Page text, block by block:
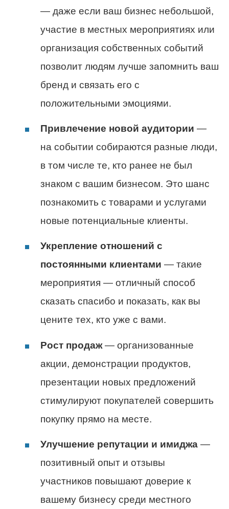
— даже если ваш бизнес небольшой,
участие в местных мероприятиях или
организация собственных событий
позволит людям лучше запомнить ваш
бренд и связать его с
положительными эмоциями.
Привлечение новой аудитории —
на событии собираются разные люди,
в том числе те, кто ранее не был
знаком с вашим бизнесом. Это шанс
познакомить с товарами и услугами
новые потенциальные клиенты.
Укрепление отношений с
постоянными клиентами — такие
мероприятия — отличный способ
сказать спасибо и показать, как вы
цените тех, кто уже с вами.
Рост продаж— организованные
акции, демонстрации продуктов,
презентации новых предложений
стимулируют покупателей совершить
покупку прямо на месте.
Улучшение репутации и имиджа —
позитивный опыт и отзывы
участников повышают доверие к
вашему бизнесу среди местного